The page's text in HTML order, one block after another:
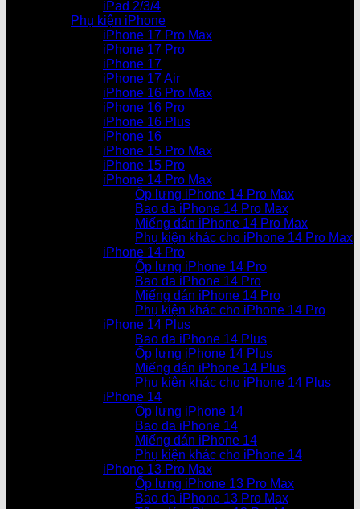
iPad 2/3/4
Phụ kiện iPhone
iPhone 17 Pro Max
iPhone 17 Pro
iPhone 17
iPhone 17 Air
iPhone 16 Pro Max
iPhone 16 Pro
iPhone 16 Plus
iPhone 16
iPhone 15 Pro Max
iPhone 15 Pro
iPhone 14 Pro Max
Ốp lưng iPhone 14 Pro Max
Bao da iPhone 14 Pro Max
Miếng dán iPhone 14 Pro Max
Phụ kiện khác cho iPhone 14 Pro Max
iPhone 14 Pro
Ốp lưng iPhone 14 Pro
Bao da iPhone 14 Pro
Miếng dán iPhone 14 Pro
Phụ kiện khác cho iPhone 14 Pro
iPhone 14 Plus
Bao da iPhone 14 Plus
Ốp lưng iPhone 14 Plus
Miếng dán iPhone 14 Plus
Phụ kiện khác cho iPhone 14 Plus
iPhone 14
Ốp lưng iPhone 14
Bao da iPhone 14
Miếng dán iPhone 14
Phụ kiện khác cho iPhone 14
iPhone 13 Pro Max
Ốp lưng iPhone 13 Pro Max
Bao da iPhone 13 Pro Max